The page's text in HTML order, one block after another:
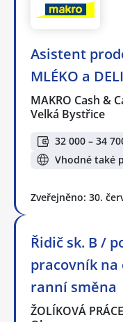
Asistent
MLÉKO a
MAKRO Cash &
Velká Bystřice
32 000 – 34
Vhodné také
Zveřejněno: 30.
Řidič sk. B /
pracovník na
ranní směna
ŽOLÍKOVÁ